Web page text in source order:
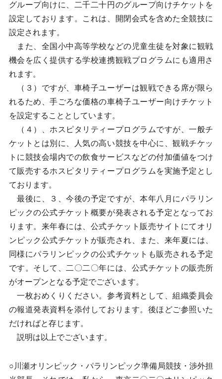
グループ向けに、二千二十円のグループ向けチケットを
設定しております。これは、開閉会式を含めた全競技に
設定されます。
また、全国小中高等学校などの児童生徒を対象に観戦
機会を広く提供する学校連携観戦プログラムにも適用さ
れます。
（３）ですが、車椅子ユーザーは観戦できる席が限ら
れるため、手ごろな価格の車椅子ユーザー向けチケット
を設定することとしています。
（４）、ホスピタリティープログラムですが、一般チ
ケットとは別に、人気の高い競技を中心に、観戦チケッ
トに競技会場内での飲食サービスなどの付加価値をつけ
て販売するホスピタリティープログラムを実施予定とし
ております。
最後に、３、今後の予定ですが、本年八月にパラリン
ピックの公式チケット概要が発表される予定となってお
ります。来年春には、公式チケット販売サイトにてオリ
ンピック公式チケットが販売され、また、来年夏には、
同様にパラリンピックの公式チケットも販売される予定
です。そして、二〇二〇年には、公式チケットの販売所
がオープンとなる予定でございます。
一枚おめくりください。参考資料として、組織委員会
の報道発表資料を添付しております。後ほどご参照いた
だければと存じます。
説明は以上でございます。
○川瀬オリンピック・パラリンピック準備局競技・渉外担